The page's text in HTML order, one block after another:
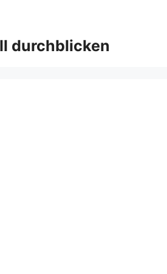
durchblicken